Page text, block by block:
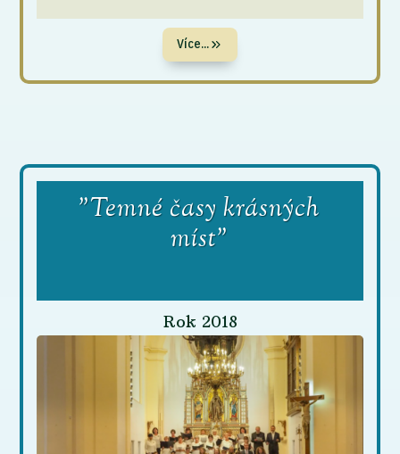
Více...
"Temné časy krásných
míst"
Rok 2018